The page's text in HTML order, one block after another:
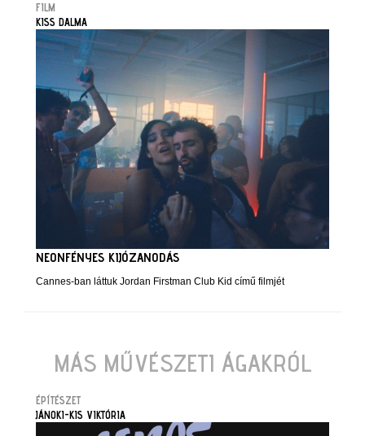
FILM
KISS DALMA
NEONFÉNYES KIJÓZANODÁS
Cannes-ban láttuk Jordan Firstman Club Kid című filmjét
MÁS MŰVÉSZETI ÁGAKRÓL
ÉPÍTÉSZET
JÁNOKI-KIS VIKTÓRIA